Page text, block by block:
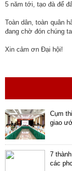
5 năm tới, tạo đà để
Toàn dân, toàn quân
đang chờ đón chúng
Xin cảm ơn Đại hội!
Cụm
giao
7
các